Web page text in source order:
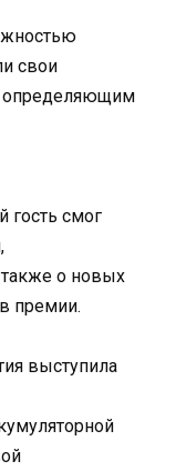
свои
определяющим
гость смог
также о новых
премии.
выступила